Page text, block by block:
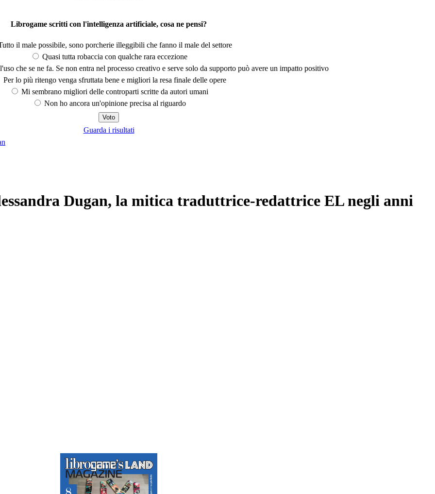
Librogame scritti con l'intelligenza artificiale, cosa ne pensi?
il male possibile, sono porcherie illeggibili che fanno il male del settore
Quasi tutta robaccia con qualche rara eccezione
che se ne fa. Se non entra nel processo creativo e serve solo da supporto può avere un impatto positivo
Per lo più ritengo venga sfruttata bene e migliori la resa finale delle opere
Mi sembrano migliori delle controparti scritte da autori umani
Non ho ancora un'opinione precisa al riguardo
Guarda i risultati
Dugan, la mitica traduttrice-redattrice EL negli anni